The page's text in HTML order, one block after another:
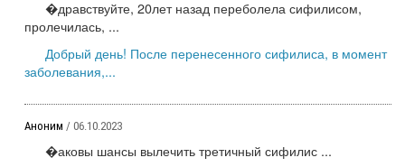
�дравствуйте, 20лет назад переболела сифилисом,
пролечилась, ...
Добрый день! После перенесенного сифилиса, в момент
заболевания,...
Аноним / 06.10.2023
�аковы шансы вылечить третичный сифилис ...